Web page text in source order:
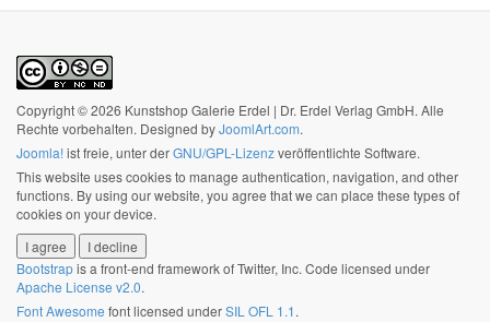
Copyright © 2026 Kunstshop Galerie Erdel | Dr. Erdel Verlag GmbH. Alle
Rechte vorbehalten. Designed byJoomlArt.com.
Joomla!ist freie, unter derGNU/GPL-Lizenzveröffentlichte Software.
This website uses cookies to manage authentication, navigation, and other
functions. By using our website, you agree that we can place these types of
cookies on your device.
I agree
I decline
Bootstrapis a front-end framework of Twitter, Inc. Code licensed under
Apache License v2.0.
Font Awesome font licensed underSIL OFL 1.1.